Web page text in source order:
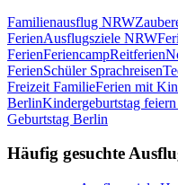
Familienausflug NRW
FerienAusflugsziele NRW
FerienFeriencampReitferien
FerienSchüler Sprachreisen
Freizeit FamilieFerien mit
BerlinKindergeburtstag
Geburtstag Berlin
Häufig gesuchte